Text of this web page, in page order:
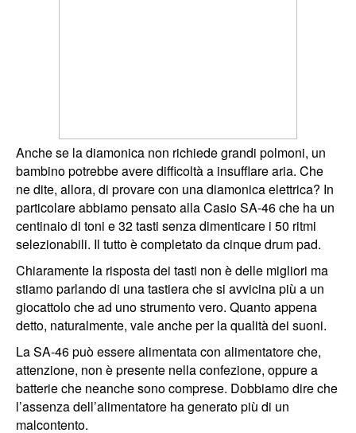
Anche se la diamonica non richiede grandi polmoni, un
bambino potrebbe avere difficoltà a insufflare aria. Che
ne dite, allora, di provare con una diamonica elettrica? In
particolare abbiamo pensato alla Casio SA-46 che ha un
centinaio di toni e 32 tasti senza dimenticare i 50 ritmi
selezionabili. Il tutto è completato da cinque drum pad.
Chiaramente la risposta dei tasti non è delle migliori ma
stiamo parlando di una tastiera che si avvicina più a un
giocattolo che ad uno strumento vero. Quanto appena
detto, naturalmente, vale anche per la qualità dei suoni.
La SA-46 può essere alimentata con alimentatore che,
attenzione, non è presente nella confezione, oppure a
batterie che neanche sono comprese. Dobbiamo dire che
l’assenza dell’alimentatore ha generato più di un
malcontento.